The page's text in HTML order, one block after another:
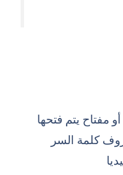
مفتاح يتم فتحها